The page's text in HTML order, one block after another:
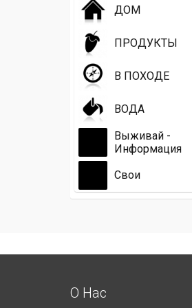
ДОМ
ПРОДУКТЫ
В ПОХОДЕ
ВОДА
Выживай -
Информация
Свои
О Нас